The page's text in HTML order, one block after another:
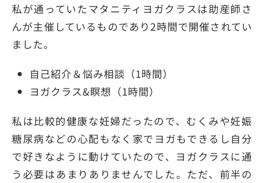
私が通っていたマタニティヨガクラスは助産師さ
んが主催しているものであり2時間で開催されてい
ました。
自己紹介＆悩み相談（1時間）
ヨガクラス&瞑想（1時間）
私は比較的健康な妊婦だったので、むくみや妊娠
糖尿病などの心配もなく家でヨガもできるし自分
で好きなように動けていたので、ヨガクラスに通
う必要はあまりありませんでした。ただ、前半の